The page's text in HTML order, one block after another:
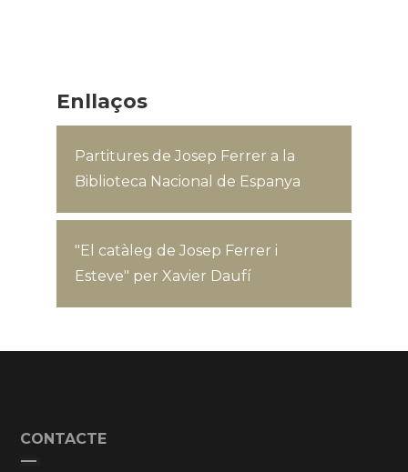
Enllaços
Partitures de Josep Ferrer a la
Biblioteca Nacional de Espanya
"El catàleg de Josep Ferrer i
Esteve" per Xavier Daufí
CONTACTE